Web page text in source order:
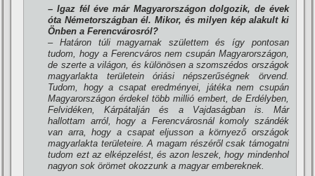
– Igaz fél éve már Magyarországon dolgozik, de évek
óta Németországban él. Mikor, és milyen kép alakult ki
Önben a Ferencvárosról?
– Határon túli magyarnak születtem és í­gy pontosan
tudom, hogy a Ferencváros nem csupán Magyarországon,
de szerte a világon, és különösen a szomszédos országok
magyarlakta területein óriási népszerűségnek örvend.
Tudom, hogy a csapat eredményei, játéka nem csupán
Magyarországon érdekel több millió embert, de Erdélyben,
Felvidéken, Kárpátalján és a Vajdaságban is. Már
hallottam arról, hogy a Ferencvárosnál komoly szándék
van arra, hogy a csapat eljusson a környező országok
magyarlakta területeire. A magam részéről csak támogatni
tudom ezt az elképzelést, és azon leszek, hogy mindenhol
nagyon sok örömet okozzunk a magyar embereknek.